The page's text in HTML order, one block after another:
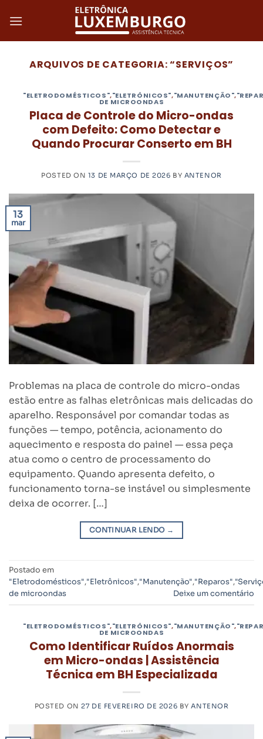
ARQUIVOS DE CATEGORIA:“SERVIÇOS”
"ELETRODOMÉSTICOS","ELETRÔNICOS","MANUTENÇÃO",
DE MICROONDAS
Placa de Controle do Micro-ondas
com Defeito: Como Detectar e
Quando Procurar Conserto em BH
POSTED ON 13 DE MARÇO DE 2026 BY ANTENOR
13
mar
Problemas na placa de controle do micro-ondas
estão entre as falhas eletrônicas mais delicadas do
aparelho. Responsável por comandar todas as
funções — tempo, potência, acionamento do
aquecimento e resposta do painel — essa peça
atua como o centro de processamento do
equipamento. Quando apresenta defeito, o
funcionamento torna-se instável ou simplesmente
deixa de ocorrer. […]
CONTINUAR LENDO →
Postado em
"Eletrodomésticos","Eletrônicos","Manutenção","Reparos",
de microondas
Deixe um comentário
"ELETRODOMÉSTICOS","ELETRÔNICOS","MANUTENÇÃO",
DE MICROONDAS
Como Identificar Ruídos Anormais
em Micro-ondas | Assistência
Técnica em BH Especializada
POSTED ON27 DE FEVEREIRO DE 2026 BYANTENOR